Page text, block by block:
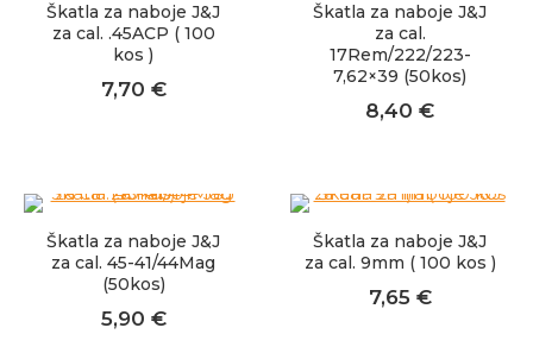
Škatla za naboje J&J
za cal. .45ACP ( 100
kos )
7,70 €
Škatla za naboje J&J
za cal.
17Rem/222/223-
7,62×39 (50kos)
8,40 €
Škatla za naboje J&J
za cal. 45-41/44Mag
(50kos)
5,90 €
Škatla za naboje J&J
za cal. 9mm ( 100 kos )
7,65 €